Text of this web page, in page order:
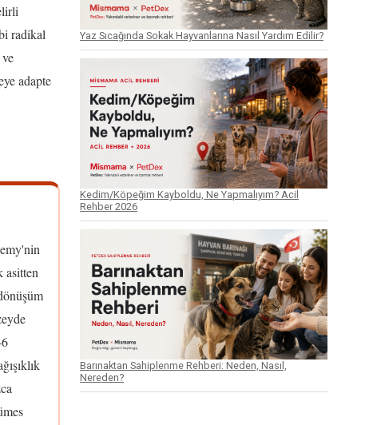
radikal
adapte
asitten
Yaz Sıcağında Sokak Hayvanlarına Nasıl Yardım Edilir?
Kedim/Köpeğim Kayboldu, Ne Yapmalıyım? Acil
Rehber 2026
Barınaktan Sahiplenme Rehberi: Neden, Nasıl,
Nereden?